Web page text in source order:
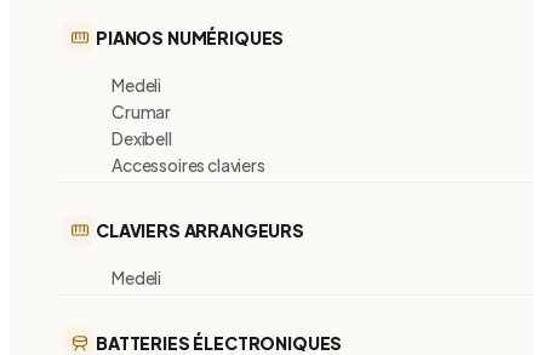
PIANOS NUMÉRIQUES
Medeli
Crumar
Dexibell
Accessoires claviers
CLAVIERS ARRANGEURS
Medeli
BATTERIES ÉLECTRONIQUES